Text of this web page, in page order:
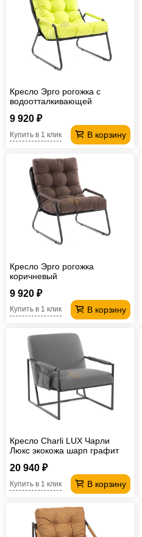
Кресло Эрго рогожка с
водоотталкивающей
9 920 ₽
В корзину
Купить в 1 клик
Кресло Эрго рогожка
коричневый
9 920 ₽
В корзину
Купить в 1 клик
Кресло Charli LUX Чарли
Люкс экокожа шарп графит
20 940 ₽
В корзину
Купить в 1 клик